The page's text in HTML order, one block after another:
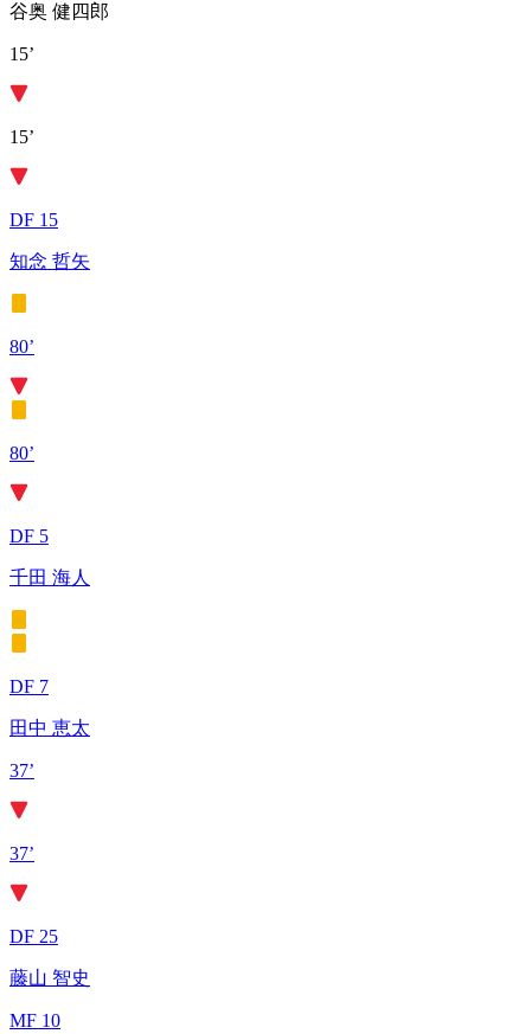
谷奥 健四郎
15’
15’
DF 15
知念 哲矢
80’
80’
DF 5
千田 海人
DF 7
田中 恵太
37’
37’
DF 25
藤山 智史
MF 10